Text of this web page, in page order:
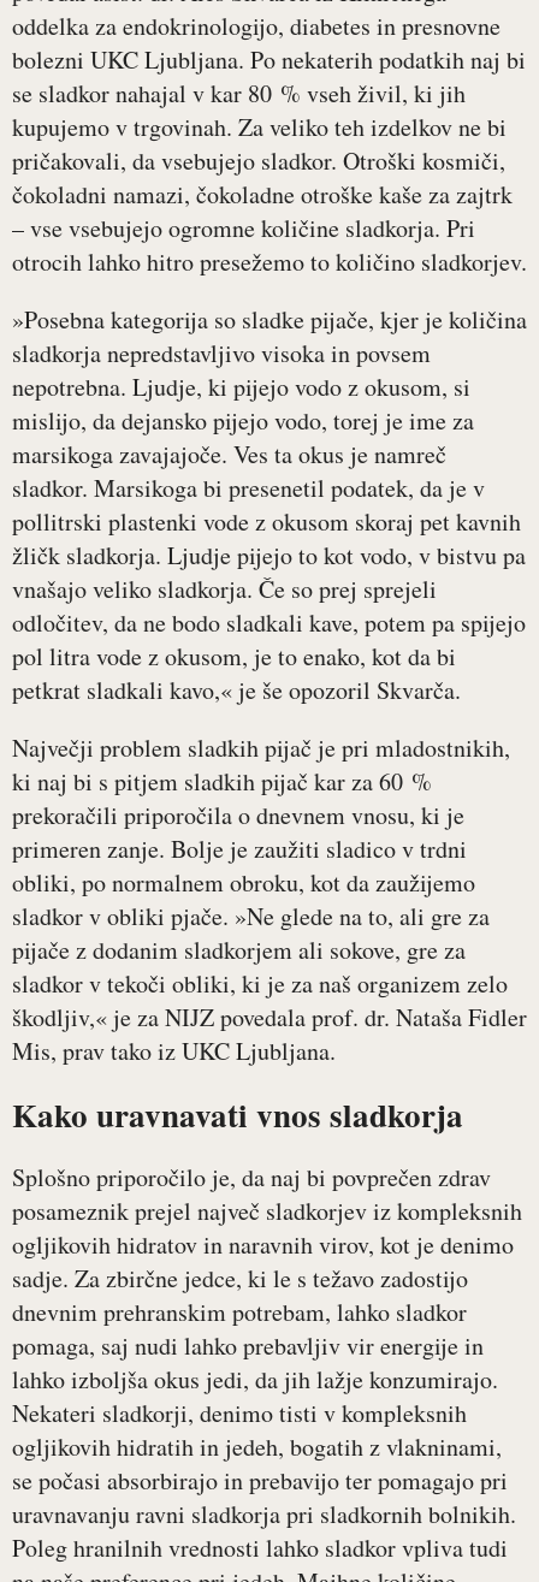
oddelka za endokrinologijo, diabetes in presnovne
bolezni UKC Ljubljana. Po nekaterih podatkih naj bi
se sladkor nahajal v kar 80 % vseh živil, ki jih
kupujemo v trgovinah. Za veliko teh izdelkov ne bi
pričakovali, da vsebujejo sladkor. Otroški kosmiči,
čokoladni namazi, čokoladne otroške kaše za zajtrk
– vse vsebujejo ogromne količine sladkorja. Pri
otrocih lahko hitro presežemo to količino sladkorjev.
»Posebna kategorija so sladke pijače, kjer je količina
sladkorja nepredstavljivo visoka in povsem
nepotrebna. Ljudje, ki pijejo vodo z okusom, si
mislijo, da dejansko pijejo vodo, torej je ime za
marsikoga zavajajoče. Ves ta okus je namreč
sladkor. Marsikoga bi presenetil podatek, da je v
pollitrski plastenki vode z okusom skoraj pet kavnih
žličk sladkorja. Ljudje pijejo to kot vodo, v bistvu pa
vnašajo veliko sladkorja. Če so prej sprejeli
odločitev, da ne bodo sladkali kave, potem pa spijejo
pol litra vode z okusom, je to enako, kot da bi
petkrat sladkali kavo,« je še opozoril Skvarča.
Največji problem sladkih pijač je pri mladostnikih,
ki naj bi s pitjem sladkih pijač kar za 60 %
prekoračili priporočila o dnevnem vnosu, ki je
primeren zanje. Bolje je zaužiti sladico v trdni
obliki, po normalnem obroku, kot da zaužijemo
sladkor v obliki pjače. »Ne glede na to, ali gre za
pijače z dodanim sladkorjem ali sokove, gre za
sladkor v tekoči obliki, ki je za naš organizem zelo
škodljiv,« je za NIJZ povedala prof. dr. Nataša Fidler
Mis, prav tako iz UKC Ljubljana.
Kako uravnavati vnos sladkorja
Splošno priporočilo je, da naj bi povprečen zdrav
posameznik prejel največ sladkorjev iz kompleksnih
ogljikovih hidratov in naravnih virov, kot je denimo
sadje. Za zbirčne jedce, ki le s težavo zadostijo
dnevnim prehranskim potrebam, lahko sladkor
pomaga, saj nudi lahko prebavljiv vir energije in
lahko izboljša okus jedi, da jih lažje konzumirajo.
Nekateri sladkorji, denimo tisti v kompleksnih
ogljikovih hidratih in jedeh, bogatih z vlakninami,
se počasi absorbirajo in prebavijo ter pomagajo pri
uravnavanju ravni sladkorja pri sladkornih bolnikih.
Poleg hranilnih vrednosti lahko sladkor vpliva tudi